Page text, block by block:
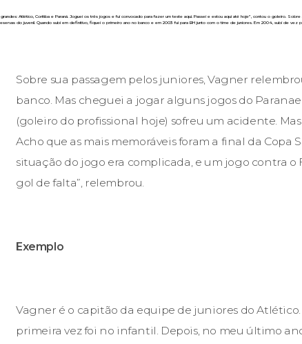
Atlético, Coritiba e Paraná. Joguei os três jogos e fui convocado para fazer um teste aqui. Passei e estou aqui até hoje”, contou o goleiro.
do juvenil. Quando subi em definitivo, fiquei o primeiro ano no banco e em 2003 fui para BH junto com o time de juniores. Em 2004, subi de vez
Sobre sua passagem pelos juniores, Vagner
banco. Mas cheguei a jogar alguns jogos do
(goleiro do profissional hoje) sofreu um acidente.
Acho que as mais memoráveis foram a final da Copa
situação do jogo era complicada, e um jogo contra
gol de falta”, relembrou.
Exemplo
Vagner é o capitão da equipe de juniores do Atlético.
primeira vez foi no infantil. Depois, no meu último